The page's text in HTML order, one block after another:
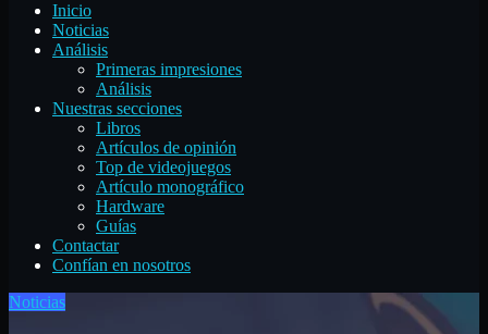
Inicio
Noticias
Análisis
Primeras impresiones
Análisis
Nuestras secciones
Libros
Artículos de opinión
Top de videojuegos
Artículo monográfico
Hardware
Guías
Contactar
Confían en nosotros
Noticias